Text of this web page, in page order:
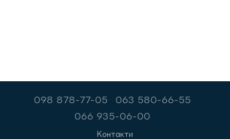
098 878-77-05
063 580-66-55
066 935-06-00
Контакти